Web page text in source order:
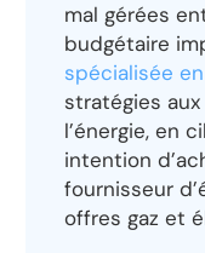
mal gérées
budgétaire
spécialisée
stratégies
l’énergie, en
intention
fournisseur
offres gaz et